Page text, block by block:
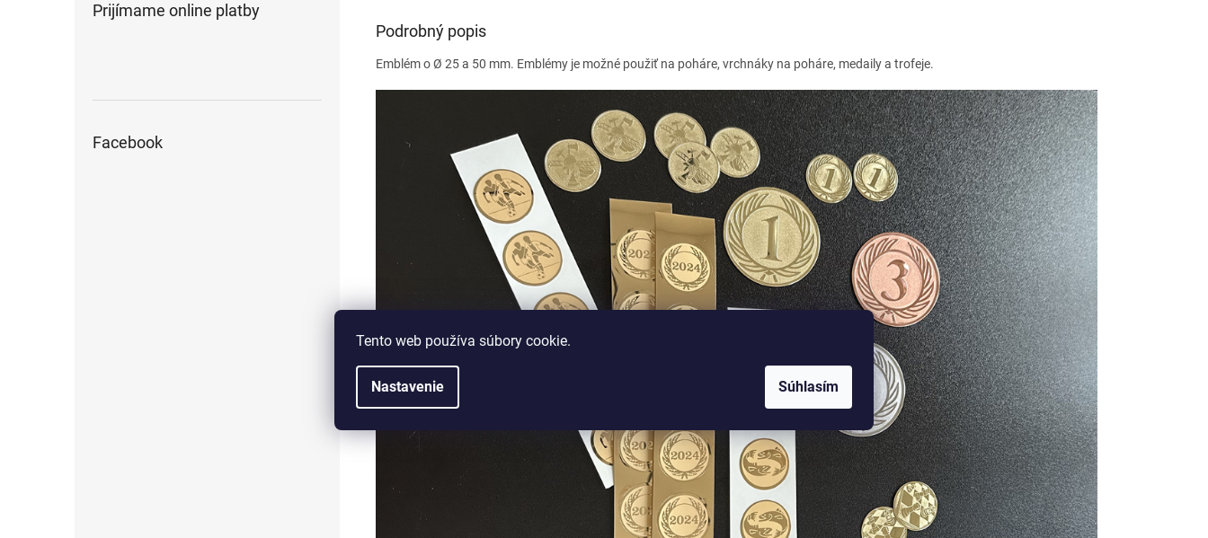
Tento web používa súbory cookie.
Nastavenie Súhlasím
Prijímame online platby
Facebook
Podrobný popis
Emblém o Ø 25 a 50 mm. Emblémy je možné použiť na poháre, vrchnáky na poháre, medaily a trofeje.